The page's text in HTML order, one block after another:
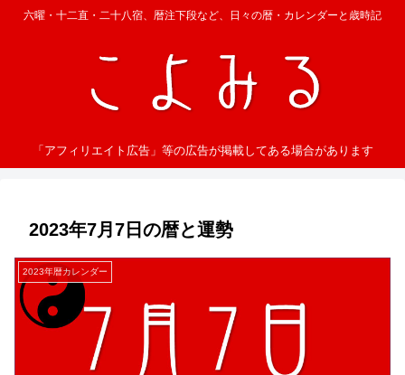
六曜・十二直・二十八宿、暦注下段など、日々の暦・カレンダーと歳時記
「アフィリエイト広告」等の広告が掲載してある場合があります
2023年7月7日の暦と運勢
2023年暦カレンダー